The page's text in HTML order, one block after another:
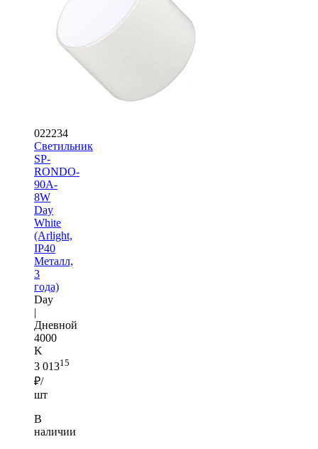
022234
Светильник
SP-
RONDO-
90A-
8W
Day
White
(Arlight,
IP40
Металл,
3
года)
Day
|
Дневной
4000
K
3 01315
₽/
шт
В
наличии